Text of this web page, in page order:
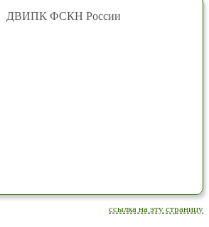
ДВИПК ФСКН России
ссылка на эту страницу